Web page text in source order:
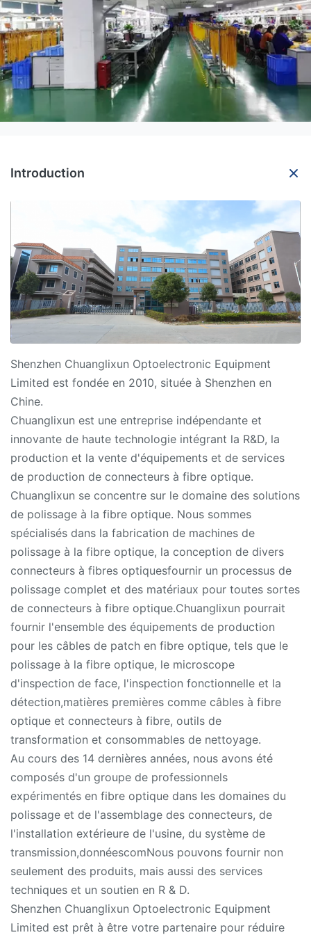
Introduction
Shenzhen Chuanglixun Optoelectronic Equipment
Limited est fondée en 2010, située à Shenzhen en
Chine.
Chuanglixun est une entreprise indépendante et
innovante de haute technologie intégrant la R&D, la
production et la vente d'équipements et de services
de production de connecteurs à fibre optique.
Chuanglixun se concentre sur le domaine des solutions
de polissage à la fibre optique. Nous sommes
spécialisés dans la fabrication de machines de
polissage à la fibre optique, la conception de divers
connecteurs à fibres optiquesfournir un processus de
polissage complet et des matériaux pour toutes sortes
de connecteurs à fibre optique.Chuanglixun pourrait
fournir l'ensemble des équipements de production
pour les câbles de patch en fibre optique, tels que le
polissage à la fibre optique, le microscope
d'inspection de face, l'inspection fonctionnelle et la
détection,matières premières comme câbles à fibre
optique et connecteurs à fibre, outils de
transformation et consommables de nettoyage.
Au cours des 14 dernières années, nous avons été
composés d'un groupe de professionnels
expérimentés en fibre optique dans les domaines du
polissage et de l'assemblage des connecteurs, de
l'installation extérieure de l'usine, du système de
transmission,donnéescomNous pouvons fournir non
seulement des produits, mais aussi des services
techniques et un soutien en R & D.
Shenzhen Chuanglixun Optoelectronic Equipment
Limited est prêt à être votre partenaire pour réduire